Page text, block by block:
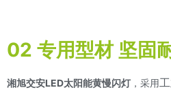
02 专用型材 坚固
湘旭交安LED太阳能黄慢闪灯，采用